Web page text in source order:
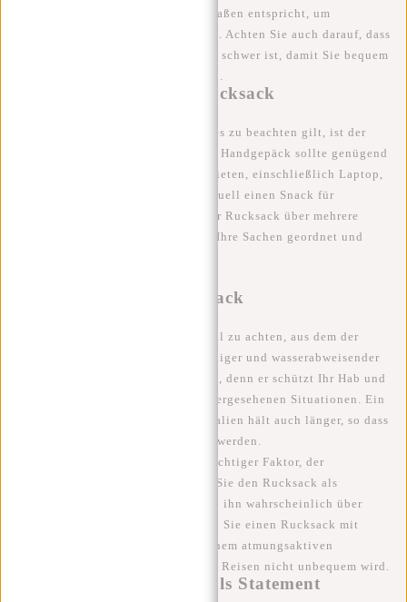
darauf, dass Ihr Rucksack diesen Maßen entspricht, um
zusätzliche Gebühren zu vermeiden. Achten Sie auch darauf, dass
der Rucksack nicht zu groß oder zu schwer ist, damit Sie bequem
Ausreichend Platz im Rucksack
Ein weiterer wichtiger Faktor, den es zu beachten gilt, ist der
als Handgepäck sollte genügend
Platz für alle Ihre Habseligkeiten bieten, einschließlich Laptop,
Reisedokumente, Bücher und eventuell einen Snack für
unterwegs. Sinnvoll ist es, wenn der Rucksack über mehrere
Taschen und Fächer verfügt, damit Ihre Sachen geordnet und
Strapazierfähiger Rucksack
Es ist auch wichtig, auf das Material zu achten, aus dem der
Rucksack besteht. Ein strapazierfähiger und wasserabweisender
Rucksack ist ein Muss für Reisende, denn er schützt Ihr Hab und
Gut vor Regen und anderen unvorhergesehenen Situationen. Ein
Rucksack aus hochwertigen Materialien hält auch länger, so dass
Sie jahrelang Freude an ihm haben werden.
Auch die Bequemlichkeit ist ein wichtiger Faktor, der
berücksichtigt werden muss. Wenn Sie den Rucksack als
Handgepäck verwenden, werden Sie ihn wahrscheinlich über
längere Zeit tragen müssen. Wählen Sie einen Rucksack mit
gepolsterten Schultergurten und einem atmungsaktiven
Rückenteil, damit Ihr Rucksack auf Reisen nicht unbequem wird.
Handgepäck-Rucksack als Statement